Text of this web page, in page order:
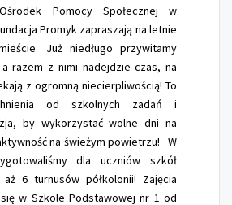
Pomocy Społecznej w
Promyk zapraszają na letnie
Już niedługo przywitamy
razem z nimi nadejdzie czas, na
z ogromną niecierpliwością! To
od szkolnych zadań i
by wykorzystać wolne dni na
na świeżym powietrzu! W
dla uczniów szkół
6 turnusów półkolonii! Zajęcia
w Szkole Podstawowej nr 1 od